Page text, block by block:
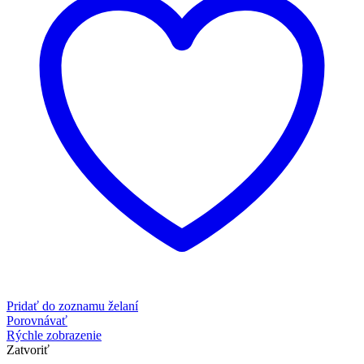
Pridať do zoznamu želaní
Porovnávať
Rýchle zobrazenie
Zatvoriť